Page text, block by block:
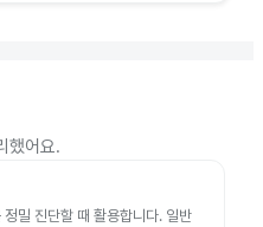
했어요.
밀 진단할 때 활용합니다. 일반